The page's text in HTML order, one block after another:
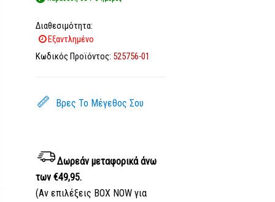
Διαθεσιμότητα:
Εξαντλημένο
Κωδικός Προϊόντος: 525756-01
Βρες Το Μέγεθος Σου
Δωρεάν μεταφορικάάνω
των €49,95.
(Αν επιλέξεις BOX NOW για